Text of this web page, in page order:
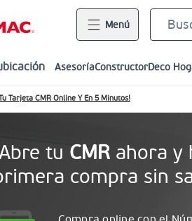
Menú
AsesoríaConstructorDeco
Tarjeta CMR Online Y En 5 Minutos!
tu CMR ahora y
compra sin